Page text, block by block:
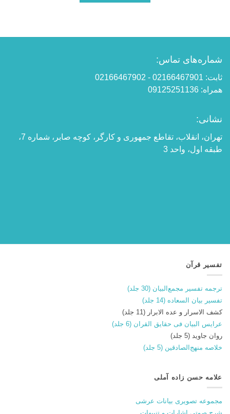
شماره‌های تماس:
ثابت: 02166467901 - 02166467902
همراه: 09125251136
نشانی:
تهران، انقلاب، تقاطع جمهوری و کارگر، کوچه صابر، شماره 7،
طبقه اول، واحد 3
تفسیر قرآن
ترجمه تفسیر مجمع‌البیان (30 جلد)
تفسیر بیان السعاده (14 جلد)
کشف الاسرار و عده الابرار (11 جلد)
عرایس البیان فی حقایق القران (6 جلد)
روان جاوید (5 جلد)
خلاصه منهج‌الصادقین (5 جلد)
علامه حسن زاده آملی
مجموعه تصویری بیانات عرشی